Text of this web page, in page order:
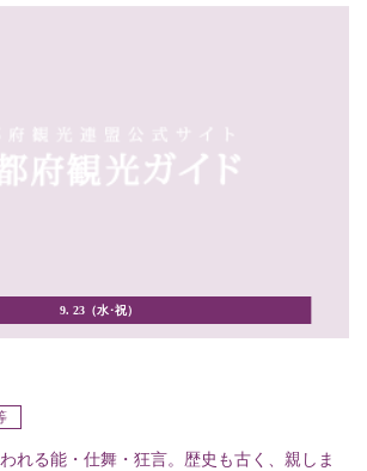
9. 23（水･祝）
れる能・仕舞・狂言。歴史も古く、親しま